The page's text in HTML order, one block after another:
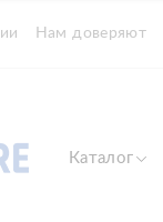
Нам доверяют
Каталог